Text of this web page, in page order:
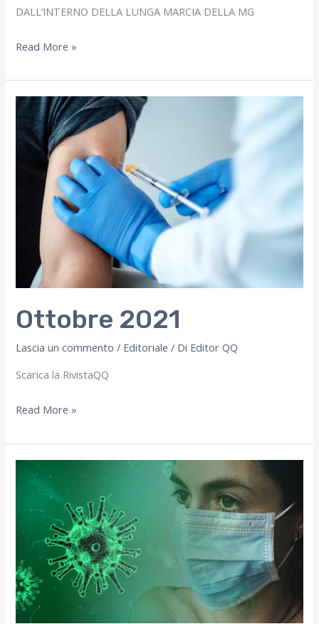
DALL’INTERNO DELLA LUNGA MARCIA DELLA MG
Gennaio
Read More »
Ottobre 2021
Lascia un commento / Editoriale / Di Editor QQ
Scarica la RivistaQQ
Ottobre
Read More »